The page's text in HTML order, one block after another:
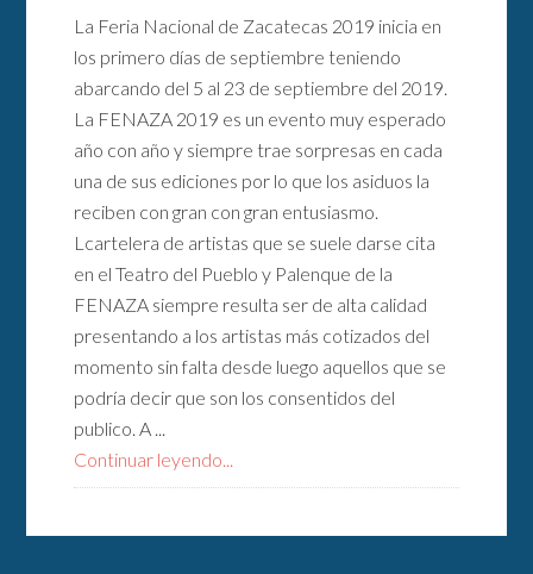
La Feria Nacional de Zacatecas 2019 inicia en
los primero días de septiembre teniendo
abarcando del 5 al 23 de septiembre del 2019.
La FENAZA 2019 es un evento muy esperado
año con año y siempre trae sorpresas en cada
una de sus ediciones por lo que los asiduos la
reciben con gran con gran entusiasmo.
Lcartelera de artistas que se suele darse cita
en el Teatro del Pueblo y Palenque de la
FENAZA siempre resulta ser de alta calidad
presentando a los artistas más cotizados del
momento sin falta desde luego aquellos que se
podría decir que son los consentidos del
publico. A ...
Continuar leyendo...